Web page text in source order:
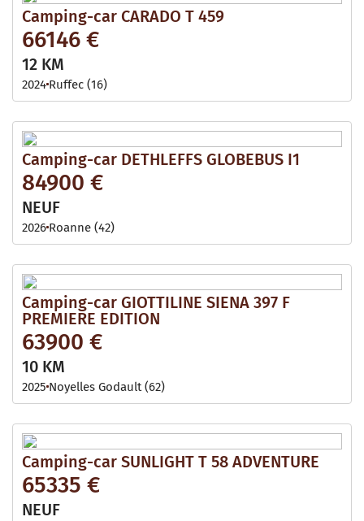
Camping-car CARADO T 459
66146 €
12 KM
2024 Ruffec (16)
Camping-car DETHLEFFS GLOBEBUS I1
84900 €
NEUF
2026 Roanne (42)
Camping-car GIOTTILINE SIENA 397 F
PREMIERE EDITION
63900 €
10 KM
2025 Noyelles Godault (62)
Camping-car SUNLIGHT T 58 ADVENTURE
65335 €
NEUF